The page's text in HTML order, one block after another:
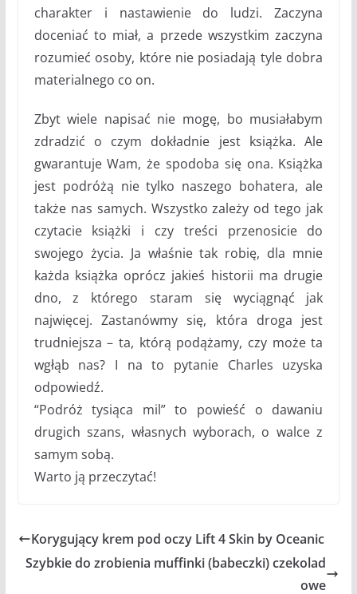
charakter i nastawienie do ludzi. Zaczyna
doceniać to miał, a przede wszystkim zaczyna
rozumieć osoby, które nie posiadają tyle dobra
materialnego co on.
Zbyt wiele napisać nie mogę, bo musiałabym
zdradzić o czym dokładnie jest książka. Ale
gwarantuje Wam, że spodoba się ona. Książka
jest podróżą nie tylko naszego bohatera, ale
także nas samych. Wszystko zależy od tego jak
czytacie książki i czy treści przenosicie do
swojego życia. Ja właśnie tak robię, dla mnie
każda książka oprócz jakieś historii ma drugie
dno, z którego staram się wyciągnąć jak
najwięcej. Zastanówmy się, która droga jest
trudniejsza – ta, którą podążamy, czy może ta
wgłąb nas? I na to pytanie Charles uzyska
odpowiedź.
“Podróż tysiąca mil” to powieść o dawaniu
drugich szans, własnych wyborach, o walce z
samym sobą.
Warto ją przeczytać!
Korygujący krem pod oczy Lift 4 Skin by Oceanic
Szybkie do zrobienia muffinki (babeczki) czekolad
owe